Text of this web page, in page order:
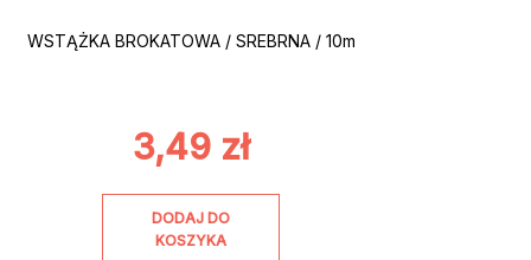
WSTĄŻKA BROKATOWA / SREBRNA / 10m
3,49 zł
DODAJ DO
KOSZYKA